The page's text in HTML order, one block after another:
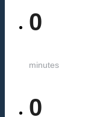
0
minutes
0